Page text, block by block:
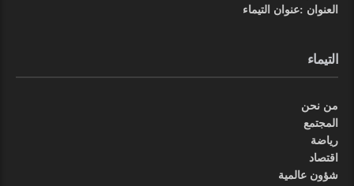
العنوان :عنوان التيماء
التيماء
من نحن
المجتمع
رياضة
اقتصاد
شؤون عالمية